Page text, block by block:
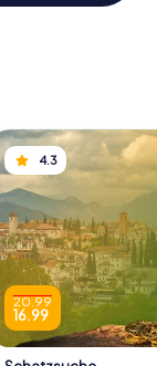
4.3
20.99
16.99